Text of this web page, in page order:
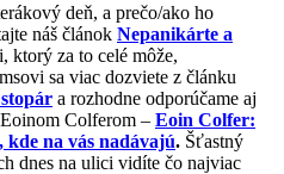
deň, a prečo/ako ho
náš článok Nepanikárte a
ktorý za to celé môže,
sa viac dozviete z článku
a rozhodne odporúčame aj
Colferom – Eoin Colfer:
na vás nadávajú. Šťastný
dnes na ulici vidíte čo najviac